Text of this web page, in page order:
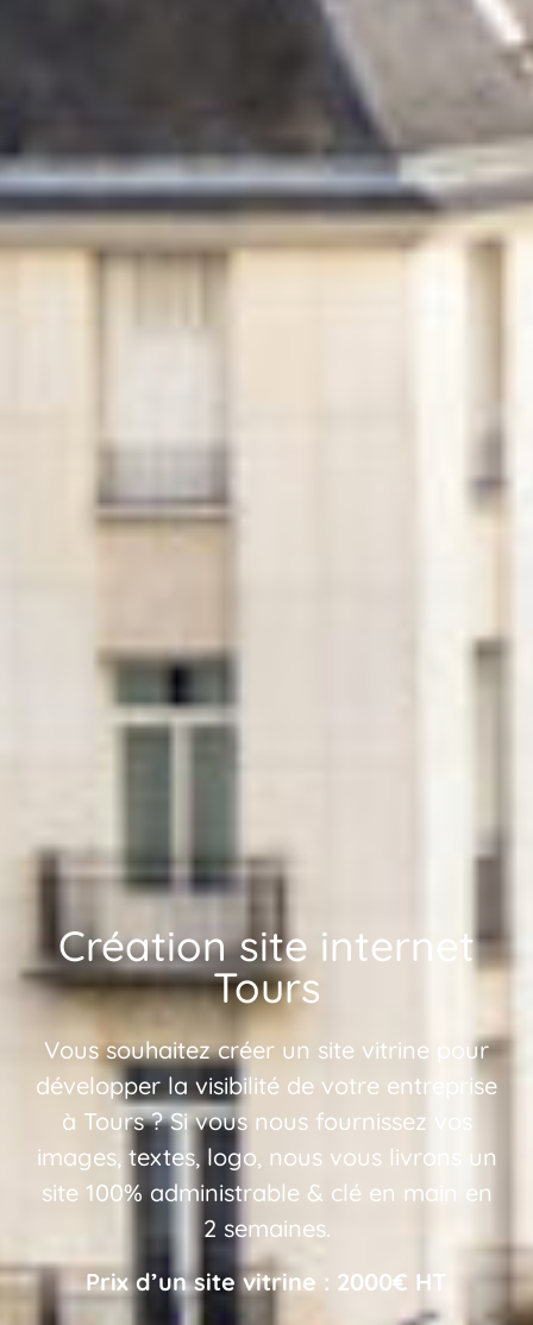
Création site internet
Tours
Vous souhaitez créer un site vitrine pour
développer la visibilité de votre entreprise
à Tours ? Si vous nous fournissez vos
images, textes, logo, nous vous livrons un
site 100% administrable & clé en main en
2 semaines.
Prix d’un site vitrine : 2000€ HT